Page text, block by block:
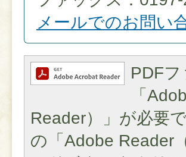
メールでのお問い
PDF
「
Reader）」が必要
の「Adobe Reader